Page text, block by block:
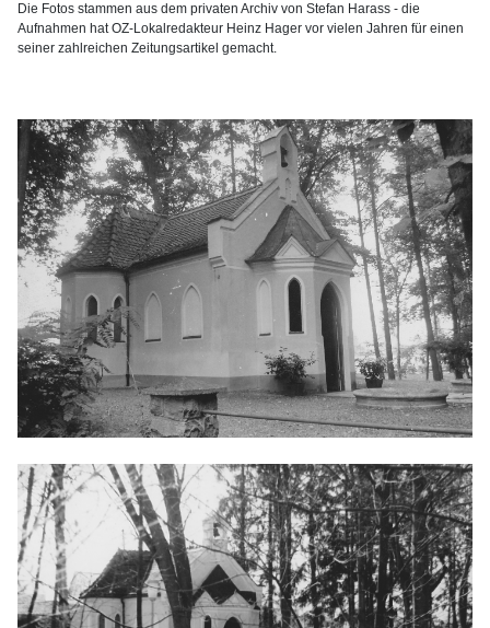
Die Fotos stammen aus dem privaten Archiv von Stefan Harass - die
Aufnahmen hat OZ-Lokalredakteur Heinz Hager vor vielen Jahren für einen
seiner zahlreichen Zeitungsartikel gemacht.